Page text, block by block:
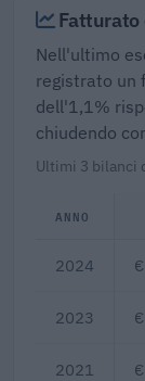
Fatturato
Nell'ultimo
registrato un
dell'1,1%
chiudendo
Ultimi 3 bilanci
ANNO
2024
2023
2021